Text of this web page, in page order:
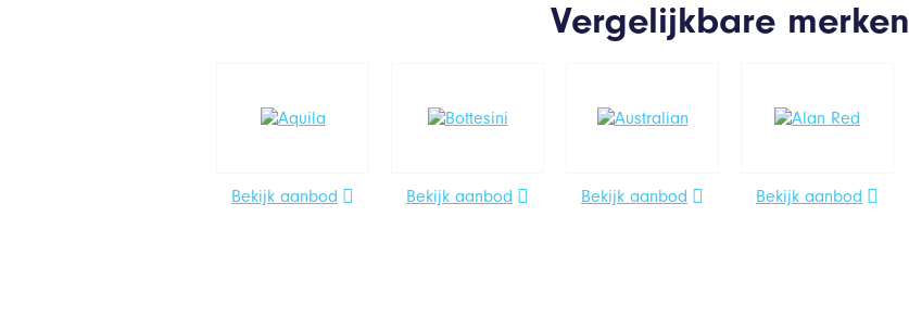
Vergelijkbare merken
Bekijk aanbod Bekijk aanbod Bekijk aanbod Bekijk aanbod